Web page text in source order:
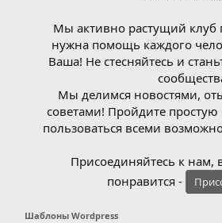
Мы активно растущий клуб
нужна помощь каждого
Ваша! Не стесняйтесь и
Мы делимся новостями,
советами! Пройдите
пользоваться всеми
Присоединяйтесь к нам,
понравится -
Шаблоны Wordpress